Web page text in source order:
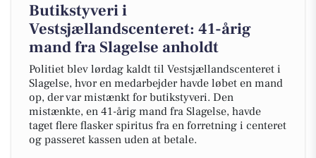
Butikstyveri i
Vestsjællandscenteret: 41-årig
mand fra Slagelse anholdt
Politiet blev lørdag kaldt til Vestsjællandscenteret i
Slagelse, hvor en medarbejder havde løbet en mand
op, der var mistænkt for butikstyveri. Den
mistænkte, en 41-årig mand fra Slagelse, havde
taget flere flasker spiritus fra en forretning i centeret
og passeret kassen uden at betale.